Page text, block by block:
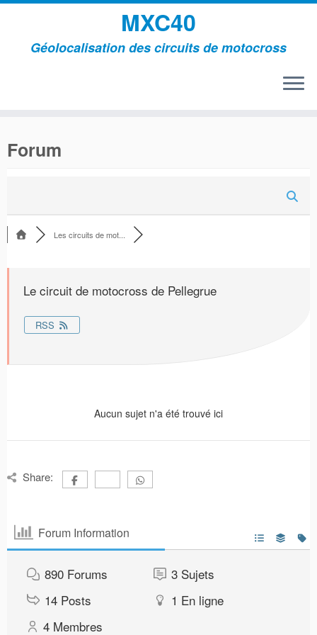
contenu
MXC40
Géolocalisation des circuits de motocross
Forum
Les circuits de mot...
Le circuit de motocross de Pellegrue
RSS
Aucun sujet n'a été trouvé ici
Share:
Forum Information
890 Forums 3 Sujets
14 Posts 1 En ligne
4 Membres